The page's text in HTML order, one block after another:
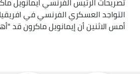
التواجد العسكري الفرنسي في افريقيا.
أمس الاثنين أن إيمانويل ماكرون قد